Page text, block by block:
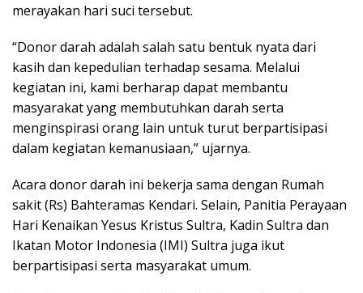
merayakan hari suci tersebut.
“Donor darah adalah salah satu bentuk nyata dari
kasih dan kepedulian terhadap sesama. Melalui
kegiatan ini, kami berharap dapat membantu
masyarakat yang membutuhkan darah serta
menginspirasi orang lain untuk turut berpartisipasi
dalam kegiatan kemanusiaan,” ujarnya.
Acara donor darah ini bekerja sama dengan Rumah
sakit (Rs) Bahteramas Kendari. Selain, Panitia Perayaan
Hari Kenaikan Yesus Kristus Sultra, Kadin Sultra dan
Ikatan Motor Indonesia (IMI) Sultra juga ikut
berpartisipasi serta masyarakat umum.